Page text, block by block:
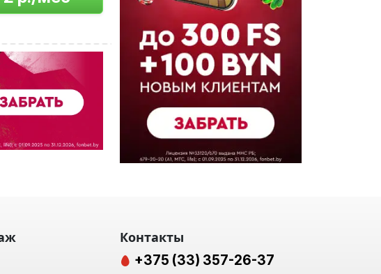
Контакты
+375 (33) 357-26-37